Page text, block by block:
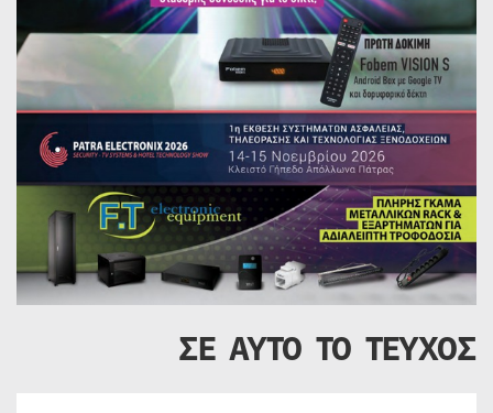
ΣΕ ΑΥΤΟ ΤΟ ΤΕΥΧΟΣ